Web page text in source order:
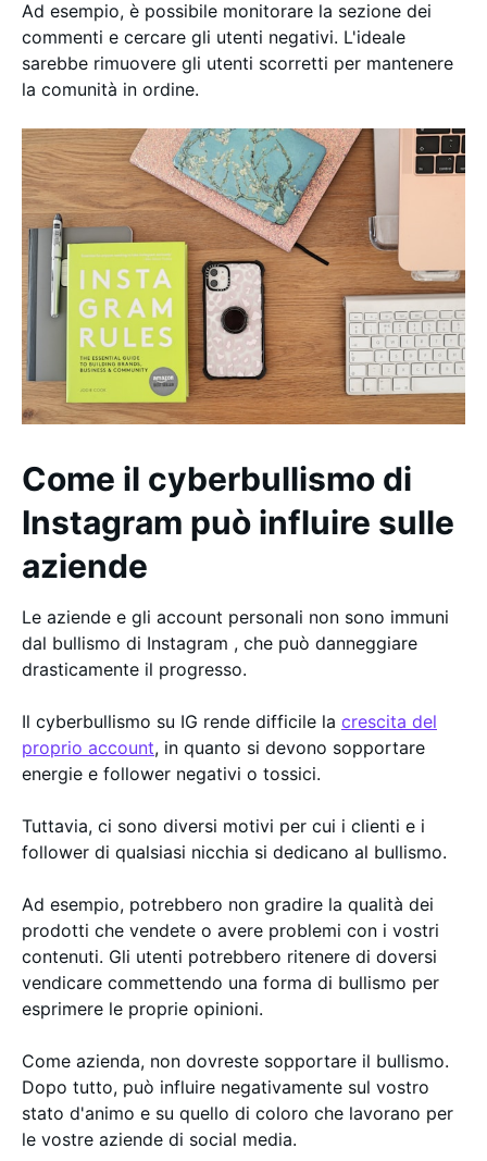
Ad esempio, è possibile monitorare la sezione dei
commenti e cercare gli utenti negativi. L'ideale
sarebbe rimuovere gli utenti scorretti per mantenere
la comunità in ordine.
Come il cyberbullismo di
Instagram può influire sulle
aziende
Le aziende e gli account personali non sono immuni
dal bullismo di Instagram , che può danneggiare
drasticamente il progresso.
Il cyberbullismo su IG rende difficile la crescita del
proprio account, in quanto si devono sopportare
energie e follower negativi o tossici.
Tuttavia, ci sono diversi motivi per cui i clienti e i
follower di qualsiasi nicchia si dedicano al bullismo.
Ad esempio, potrebbero non gradire la qualità dei
prodotti che vendete o avere problemi con i vostri
contenuti. Gli utenti potrebbero ritenere di doversi
vendicare commettendo una forma di bullismo per
esprimere le proprie opinioni.
Come azienda, non dovreste sopportare il bullismo.
Dopo tutto, può influire negativamente sul vostro
stato d'animo e su quello di coloro che lavorano per
le vostre aziende di social media.